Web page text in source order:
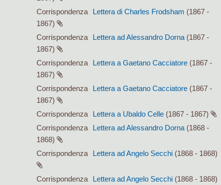
Corrispondenza
Lettera di Charles Frodsham (1867 -
1867)
Corrispondenza
Lettera ad Alessandro Dorna (1867 -
1867)
Corrispondenza
Lettera a Gaetano Cacciatore (1867 -
1867)
Corrispondenza
Lettera a Gaetano Cacciatore (1867 -
1867)
Corrispondenza
Lettera a Ubaldo Celle (1867 - 1867)
Corrispondenza
Lettera ad Alessandro Dorna (1868 -
1868)
Corrispondenza
Lettera ad Angelo Secchi (1868 - 1868)
Corrispondenza Lettera ad Angelo Secchi (1868 - 1868)